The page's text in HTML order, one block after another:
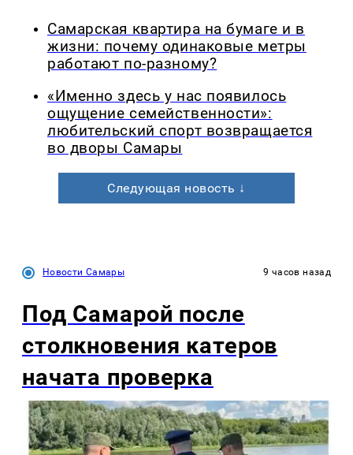
Самарская квартира на бумаге и в
жизни: почему одинаковые метры
работают по-разному?
«Именно здесь у нас появилось
ощущение семейственности»:
любительский спорт возвращается
во дворы Самары
Следующая новость ↓
Новости Самары 9 часов назад
Под Самарой после
столкновения катеров
начата проверка